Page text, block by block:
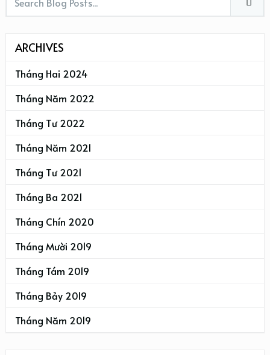
ARCHIVES
Tháng Hai 2024
Tháng Năm 2022
Tháng Tư 2022
Tháng Năm 2021
Tháng Tư 2021
Tháng Ba 2021
Tháng Chín 2020
Tháng Mười 2019
Tháng Tám 2019
Tháng Bảy 2019
Tháng Năm 2019